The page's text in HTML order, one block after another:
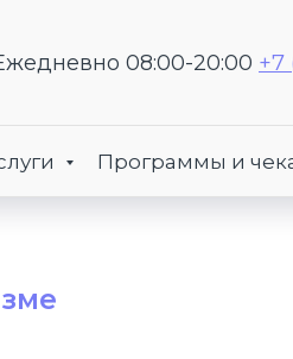
08:00-20:00 +7
Программы и